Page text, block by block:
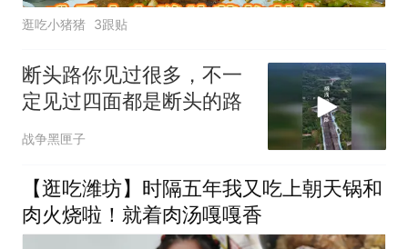
逛吃小猪猪 3跟贴
断头路你见过很多，不一
定见过四面都是断头的路
战争黑匣子
【逛吃潍坊】时隔五年我又吃上朝天锅和
肉火烧啦！就着肉汤嘎嘎香